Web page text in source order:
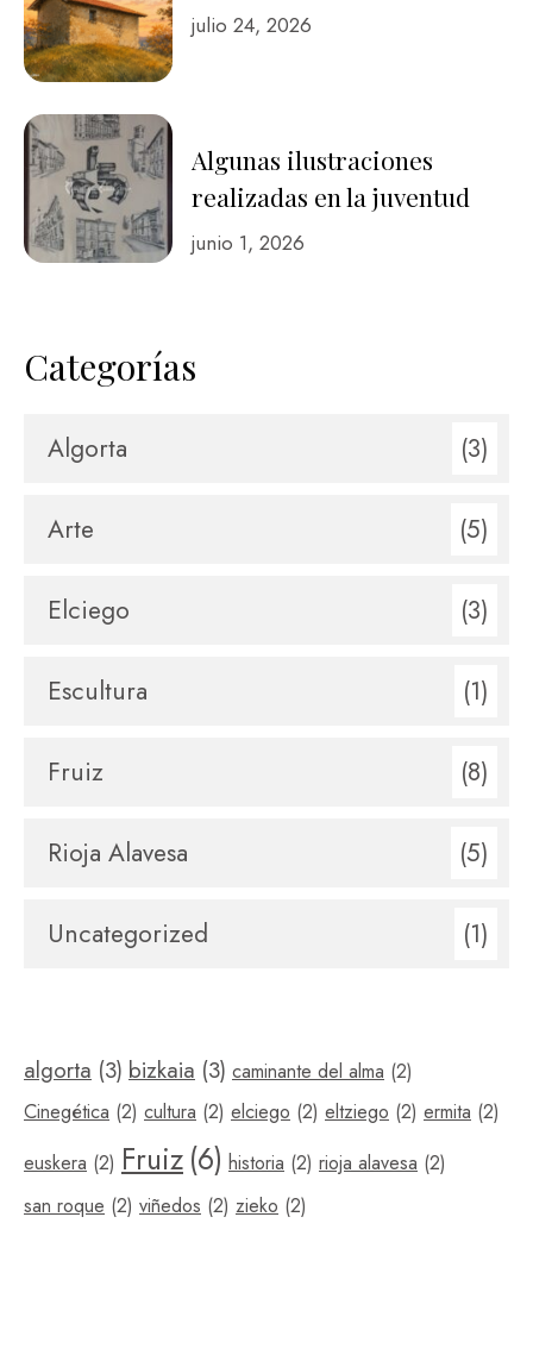
julio 24, 2026
Algunas ilustraciones
realizadas en la juventud
junio 1, 2026
Categorías
Algorta (3)
Arte (5)
Elciego (3)
Escultura (1)
Fruiz (8)
Rioja Alavesa (5)
Uncategorized (1)
algorta (3) bizkaia (3) caminante del alma (2)
Cinegética (2) cultura (2) elciego (2) eltziego (2) ermita (2)
euskera (2) Fruiz(6) historia (2) rioja alavesa (2)
san roque (2) viñedos (2) zieko (2)